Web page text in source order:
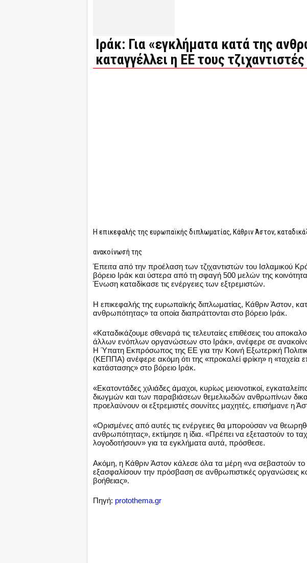
Ιράκ: Για «εγκλήματα κατά της
καταγγέλλει η ΕΕ τους τζιχαντιστές
Η επικεφαλής της ευρωπαϊκής διπλωματίας, Κάθριν Άστον,
ανακοίνωσή της
Έπειτα από την προέλαση των τζιχαντιστών του Ισλαμικού
βόρειο Ιράκ και ύστερα από τη σφαγή 500 μελών της
Ένωση καταδίκασε τις ενέργειες των εξτρεμιστών.
Η επικεφαλής της ευρωπαϊκής διπλωματίας, Κάθριν Άστον,
ανθρωπότητας» τα οποία διαπράττονται στο βόρειο Ιράκ.
«Καταδικάζουμε σθεναρά τις τελευταίες επιθέσεις του
άλλων ενόπλων οργανώσεων στο Ιράκ», ανέφερε σε
Η Ύπατη Εκπρόσωπος της ΕΕ για την Κοινή Εξωτερική
(ΚΕΠΠΑ) ανέφερε ακόμη ότι της «προκαλεί φρίκη» η «ταχεία
κατάστασης» στο βόρειο Ιράκ.
«Εκατοντάδες χιλιάδες άμαχοι, κυρίως μειονοτικοί,
διωγμών και των παραβιάσεων θεμελιωδών ανθρωπίνων
προελαύνουν οι εξτρεμιστές σουνίτες μαχητές, επισήμανε η
«Ορισμένες από αυτές τις ενέργειες θα μπορούσαν να
ανθρωπότητας», εκτίμησε η ίδια. «Πρέπει να εξεταστούν το
λογοδοτήσουν» για τα εγκλήματα αυτά, πρόσθεσε.
Ακόμη, η Κάθριν Άστον κάλεσε όλα τα μέρη «να σεβαστούν το
εξασφαλίσουν την πρόσβαση σε ανθρωπιστικές οργανώσεις
βοήθειας».
Πηγή: protothema.gr